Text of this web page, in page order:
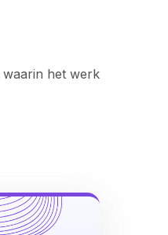
waarin het werk